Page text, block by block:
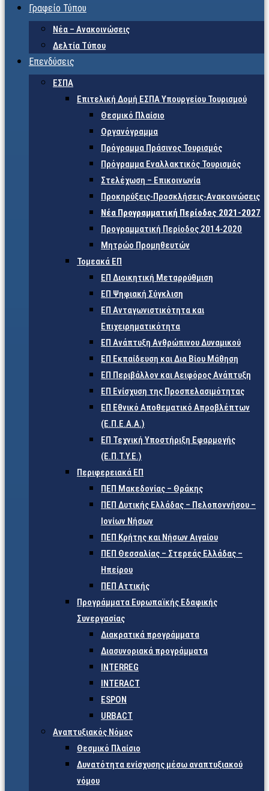
Γραφείο Τύπου
Νέα – Ανακοινώσεις
Δελτία Τύπου
Επενδύσεις
ΕΣΠΑ
Επιτελική Δομή ΕΣΠΑ Υπουργείου Τουρισμού
Θεσμικό Πλαίσιο
Οργανόγραμμα
Πρόγραμμα Πράσινος Τουρισμός
Πρόγραμμα Εναλλακτικός Τουρισμός
Στελέχωση – Επικοινωνία
Προκηρύξεις-Προσκλήσεις-Ανακοινώσεις
Νέα Προγραμματική Περίοδος 2021-2027
Προγραμματική Περίοδος 2014-2020
Μητρώο Προμηθευτών
Τομεακά ΕΠ
ΕΠ Διοικητική Μεταρρύθμιση
ΕΠ Ψηφιακή Σύγκλιση
ΕΠ Ανταγωνιστικότητα και
Επιχειρηματικότητα
ΕΠ Ανάπτυξη Ανθρώπινου Δυναμικού
ΕΠ Εκπαίδευση και Δια Βίου Μάθηση
ΕΠ Περιβάλλον και Αειφόρος Ανάπτυξη
ΕΠ Ενίσχυση της Προσπελασιμότητας
ΕΠ Εθνικό Αποθεματικό Απροβλέπτων
(Ε.Π.Ε.Α.Α.)
ΕΠ Τεχνική Υποστήριξη Εφαρμογής
(Ε.Π.Τ.Υ.Ε.)
Περιφερειακά ΕΠ
ΠΕΠ Μακεδονίας – Θράκης
ΠΕΠ Δυτικής Ελλάδας – Πελοποννήσου –
Ιονίων Νήσων
ΠΕΠ Κρήτης και Νήσων Αιγαίου
ΠΕΠ Θεσσαλίας – Στερεάς Ελλάδας –
Ηπείρου
ΠΕΠ Αττικής
Προγράμματα Ευρωπαϊκής Εδαφικής
Συνεργασίας
Διακρατικά προγράμματα
Διασυνοριακά προγράμματα
INTERREG
INTERACT
ESPON
URBACT
Αναπτυξιακός Νόμος
Θεσμικό Πλαίσιο
Δυνατότητα ενίσχυσης μέσω αναπτυξιακού
νόμου